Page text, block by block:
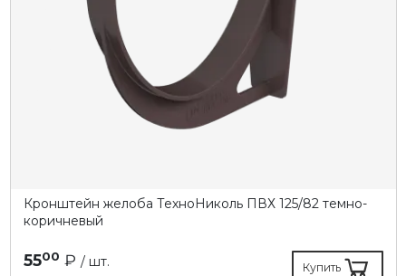
Кронштейн желоба ТехноНиколь ПВХ 125/82 темно-
коричневый
5500 ₽ / шт. Купить